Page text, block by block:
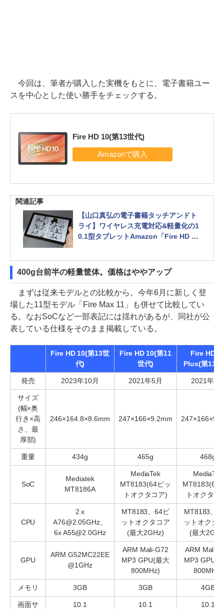
今回は、筆者が購入した実機をもとに、電子書籍ユー
スを中心とした使い勝手をチェックする。
Fire HD 10(第13世代)
関連記事
【山口真弘の電子書籍タッチアンドト
ライ】ワイヤレス充電対応&軽量化の1
0.1型タブレットAmazon「Fire HD 10
400g台前半の軽量筐体。価格はややアップ
まずは従来モデルとの比較から。今年6月に新しく登
場した11型モデル「Fire Max 11」も併せて比較してい
る。なおSoCなど一部表記には揺れがあるが、同社が公
表している仕様をそのまま掲載している。
Fire HD 10(第13世
代)
Fire HD 10(第11
世代)
Fire HD
Plus(第11
発売 2023年10月 2021年5月 2021年5
サイズ
(幅×奥
行き×高
さ、最
厚部)
246×164.8×8.6mm 247×166×9.2mm
重量 434g 465g 468g
SoC
Mediatek
MT8186A
MediaTek
MT8183(64ビッ
トオクタコア)
MediaTek
MT8183(64
トオクタコ
CPU
2 x
A76@2.05GHz、
6x A55@2.0GHz
MT8183、64ビ
ットオクタコア
(最大2GHz)
MT8183、
ットオクタ
(最大
GPU
ARM G52MC22EE
@1GHz
ARM Mali-G72
MP3 GPU(最大
800MHz)
ARM Mali-
MP3 GPU(
800MHz)
メモリ 3GB 3GB 4GB
画面サ
10.1
10.1
10.1